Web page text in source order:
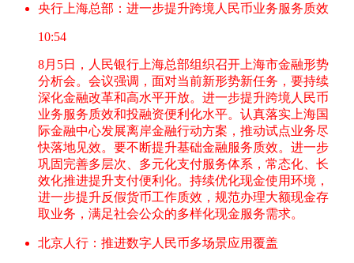
央行上海总部：进一步提升跨境人民币业务服务质效
10:54
8月5日，人民银行上海总部组织召开上海市金融形势
分析会。会议强调，面对当前新形势新任务，要持续
深化金融改革和高水平开放。进一步提升跨境人民币
业务服务质效和投融资便利化水平。认真落实上海国
际金融中心发展离岸金融行动方案，推动试点业务尽
快落地见效。要不断提升基础金融服务质效。进一步
巩固完善多层次、多元化支付服务体系，常态化、长
效化推进提升支付便利化。持续优化现金使用环境，
进一步提升反假货币工作质效，规范办理大额现金存
取业务，满足社会公众的多样化现金服务需求。
北京人行：推进数字人民币多场景应用覆盖